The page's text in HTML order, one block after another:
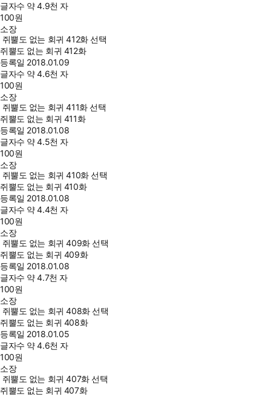
글자수 약 4.9천 자
100원
소장
쥐뿔도 없는 회귀 412화 선택
쥐뿔도 없는 회귀 412화
등록일 2018.01.09
글자수 약 4.6천 자
100원
소장
쥐뿔도 없는 회귀 411화 선택
쥐뿔도 없는 회귀 411화
등록일 2018.01.08
글자수 약 4.5천 자
100원
소장
쥐뿔도 없는 회귀 410화 선택
쥐뿔도 없는 회귀 410화
등록일 2018.01.08
글자수 약 4.4천 자
100원
소장
쥐뿔도 없는 회귀 409화 선택
쥐뿔도 없는 회귀 409화
등록일 2018.01.08
글자수 약 4.7천 자
100원
소장
쥐뿔도 없는 회귀 408화 선택
쥐뿔도 없는 회귀 408화
등록일 2018.01.05
글자수 약 4.6천 자
100원
소장
쥐뿔도 없는 회귀 407화 선택
쥐뿔도 없는 회귀 407화